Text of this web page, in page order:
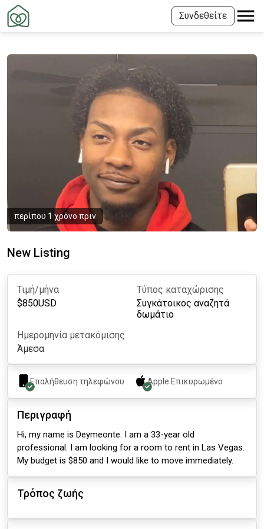
Συνδεθείτε
περίπου 1 χρόνο πριν
New Listing
Τιμή/μήνα
$850USD
Τύπος καταχώρισης
Συγκάτοικος αναζητά
δωμάτιο
Ημερομηνία μετακόμισης
Άμεσα
Επαλήθευση τηλεφώνου Apple Επικυρωμένο
Περιγραφή
Hi, my name is Deymeonte. I am a 33-year old
professional. I am looking for a room to rent in Las Vegas.
My budget is $850 and I would like to move immediately.
Τρόπος ζωής